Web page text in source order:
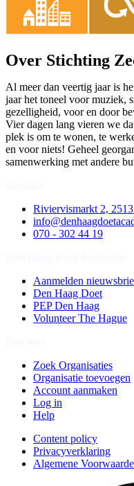
Over Stichting
Al meer dan veertig jaar is
jaar het toneel voor muziek,
gezelligheid, voor en door
Vier dagen lang vieren we
plek is om te wonen, te
en voor niets! Geheel
samenwerking met andere
Riviervismarkt 2,
070 - 302 44 19
Aanmelden
Den Haag Doet
PEP Den Haag
Volunteer The Hague
Zoek Organisaties
Organisatie toevoegen
Account aanmaken
Log in
Help
Content policy
Privacyverklaring
Algemene